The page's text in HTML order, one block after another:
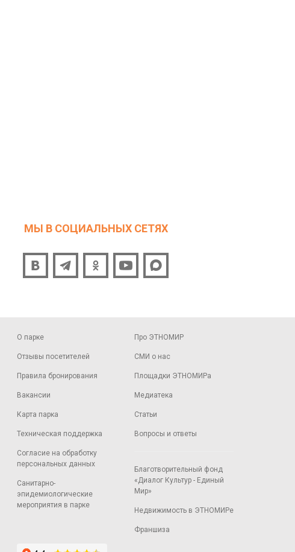
МЫ В СОЦИАЛЬНЫХ СЕТЯХ
О парке
Отзывы посетителей
Правила бронирования
Вакансии
Карта парка
Техническая поддержка
Согласие на обработку
персональных данных
Санитарно-
эпидемиологические
мероприятия в парке
Про ЭТНОМИР
СМИ о нас
Площадки ЭТНОМИРа
Медиатека
Статьи
Вопросы и ответы
Благотворительный фонд
«Диалог Культур - Единый
Мир»
Недвижимость в ЭТНОМИРе
Франшиза